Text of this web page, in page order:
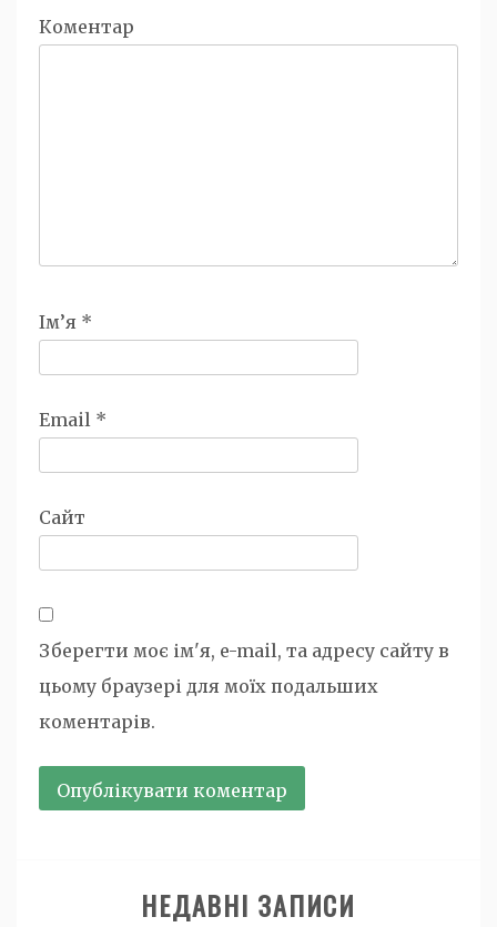
Коментар
Ім’я *
Email *
Сайт
Зберегти моє ім'я, e-mail, та адресу сайту в
цьому браузері для моїх подальших
коментарів.
НЕДАВНІ ЗАПИСИ